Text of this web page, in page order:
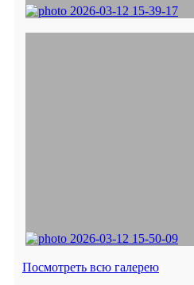
Посмотреть всю галерею